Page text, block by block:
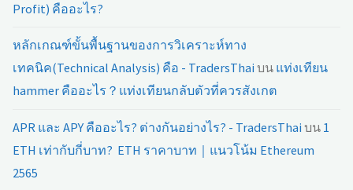
Profit) คืออะไร?
หลักเกณฑ์ขั้นพื้นฐานของการวิเคราะห์ทาง
เทคนิค(Technical Analysis) คือ - TradersThai บน แท่งเทียน
hammer คืออะไร？แท่งเทียนกลับตัวที่ควรสังเกต
APR และ APY คืออะไร? ต่างกันอย่างไร? - TradersThai บน 1
ETH เท่ากับกี่บาท? ETH ราคาบาท｜แนวโน้ม Ethereum
2565